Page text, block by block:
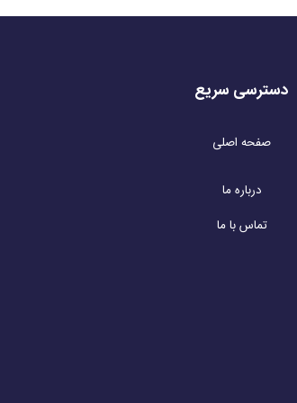
دسترسی سریع
صفحه اصلی
درباره ما
تماس با ما